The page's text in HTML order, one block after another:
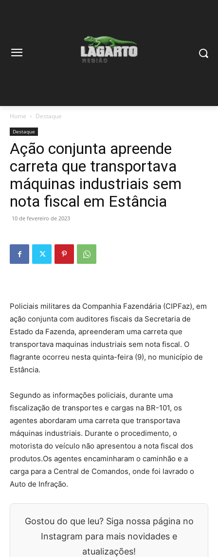
Home Destaque
Destaque
Ação conjunta apreende
carreta que transportava
máquinas industriais sem
nota fiscal em Estância
10 de fevereiro de 2023
Policiais militares da Companhia Fazendária (CIPFaz), em
ação conjunta com auditores fiscais da Secretaria de
Estado da Fazenda, apreenderam uma carreta que
transportava maquinas industriais sem nota fiscal. O
flagrante ocorreu nesta quinta-feira (9), no município de
Estância.
Segundo as informações policiais, durante uma
fiscalização de transportes e cargas na BR-101, os
agentes abordaram uma carreta que transportava
máquinas industriais. Durante o procedimento, o
motorista do veículo não apresentou a nota fiscal dos
produtos.Os agentes encaminharam o caminhão e a
carga para a Central de Comandos, onde foi lavrado o
Auto de Infração.
Gostou do que leu? Siga nossa página no
Instagram para mais novidades e
atualizações!